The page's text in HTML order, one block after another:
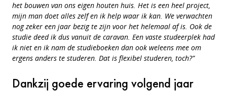
het bouwen van ons eigen houten huis. Het is een heel project,
mijn man doet alles zelf en ik help waar ik kan. We verwachten
nog zeker een jaar bezig te zijn voor het helemaal af is. Ook de
studie deed ik dus vanuit de caravan. Een vaste studeerplek had
ik niet en ik nam de studieboeken dan ook weleens mee om
ergens anders te studeren. Dat is flexibel studeren, toch?”
Dankzij goede ervaring volgend jaar